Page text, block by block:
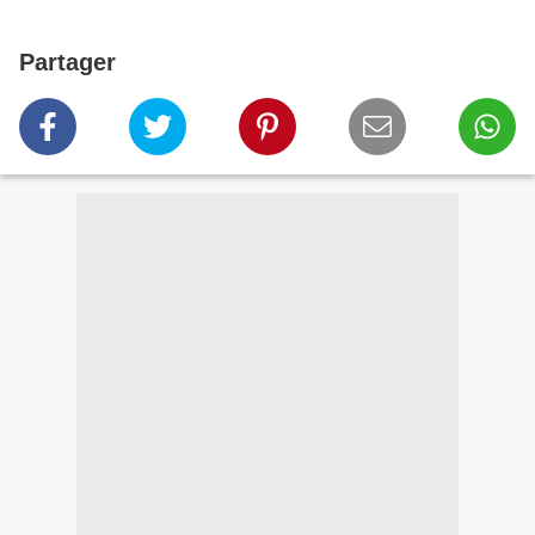
Partager